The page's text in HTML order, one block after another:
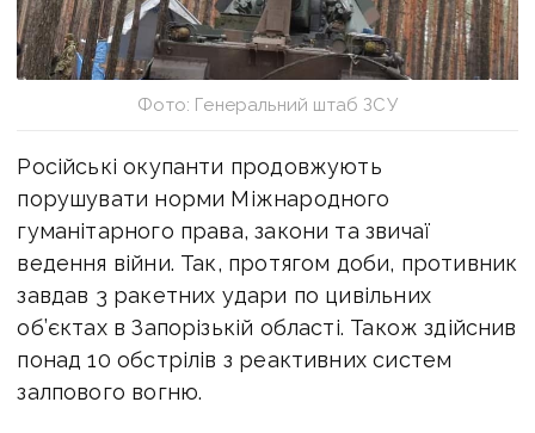
Фото: Генеральний штаб ЗСУ
Російські окупанти продовжують
порушувати норми Міжнародного
гуманітарного права, закони та звичаї
ведення війни. Так, протягом доби, противник
завдав 3 ракетних удари по цивільних
об’єктах в Запорізькій області. Також здійснив
понад 10 обстрілів з реактивних систем
залпового вогню.